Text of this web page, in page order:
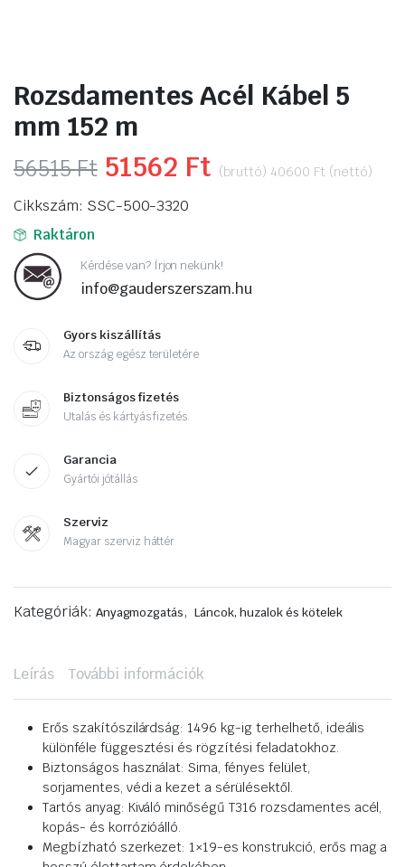
Rozsdamentes Acél Kábel 5
mm 152 m
56515Ft Original
price
56515 Ft.
51562 Ft Current
51562 Ft.
(bruttó)40600 Ft (nettó)
Cikkszám: SSC-500-3320
Raktáron
Kérdése van? Írjon nekünk!
info@gauderszerszam.hu
Gyors kiszállítás
Az ország egész területére
Biztonságos fizetés
Utalás és kártyás fizetés.
Garancia
Gyártói jótállás
Szerviz
Magyar szerviz háttér
Kategóriák: Anyagmozgatás, Láncok, huzalok és kötelek
Leírás További információk
Erős szakítószilárdság: 1496 kg-ig terhelhető, ideális
különféle függesztési és rögzítési feladatokhoz.
Biztonságos használat: Sima, fényes felület,
sorjamentes, védi a kezet a sérülésektől.
Tartós anyag: Kiváló minőségű T316 rozsdamentes acél,
kopás- és korrózióálló.
Megbízható szerkezet: 1×19-es konstrukció, erős mag a